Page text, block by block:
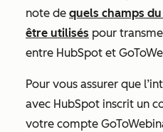
note de quels champs
être utilisés pour
entre HubSpot et
Pour vous assurer que
avec HubSpot inscrit un
votre compte